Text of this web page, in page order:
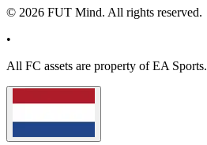
© 2026 FUT Mind. All rights reserved.
•
All FC assets are property of EA Sports.